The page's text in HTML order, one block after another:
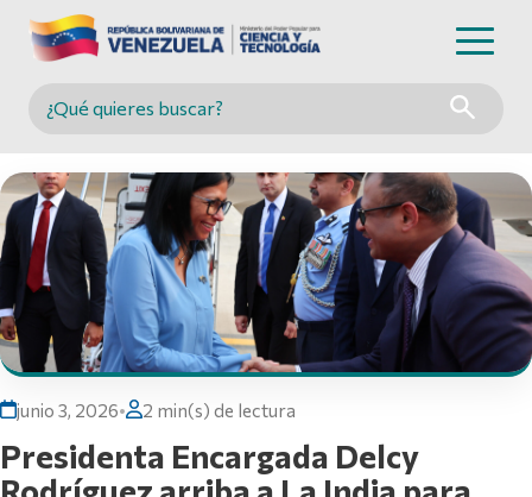
Buscar en MINCYT
junio 3, 2026• 2 min(s) de lectura
Presidenta Encargada Delcy